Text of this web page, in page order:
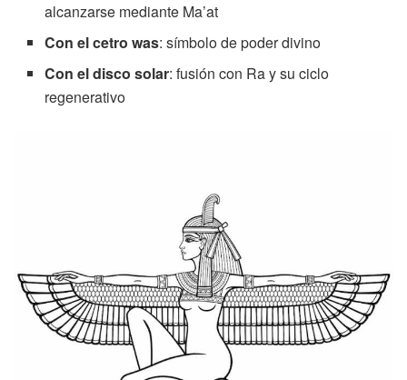
alcanzarse mediante Ma’at
Con el cetro was: símbolo de poder divino
Con el disco solar: fusión con Ra y su ciclo
regenerativo